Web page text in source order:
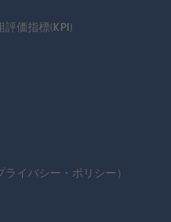
評価指標(KPI)
イバシー・ポリシー）